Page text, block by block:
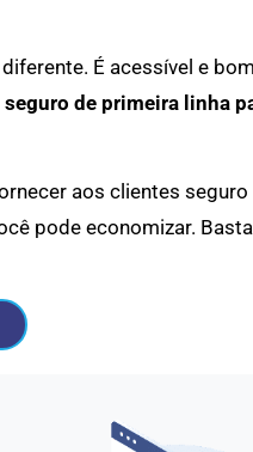
É acessível e
seguro de primeira linha
aos clientes
pode economizar.